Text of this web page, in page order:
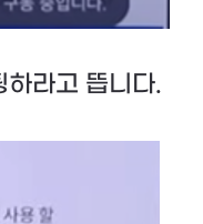
하라고 뜹니다.